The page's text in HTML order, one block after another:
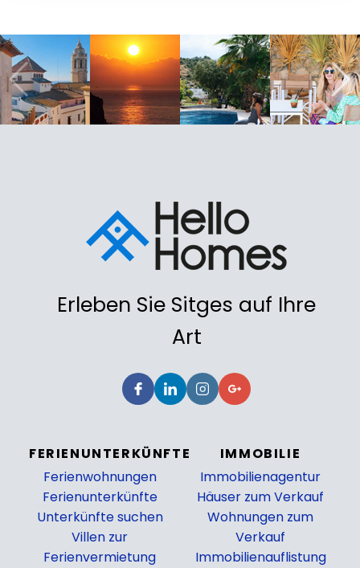
Erleben Sie Sitges auf Ihre
Art
FERIENUNTERKÜNFTE
Ferienwohnungen
Ferienunterkünfte
Unterkünfte suchen
Villen zur
Ferienvermietung
IMMOBILIE
Immobilienagentur
Häuser zum Verkauf
Wohnungen zum
Verkauf
Immobilienauflistung